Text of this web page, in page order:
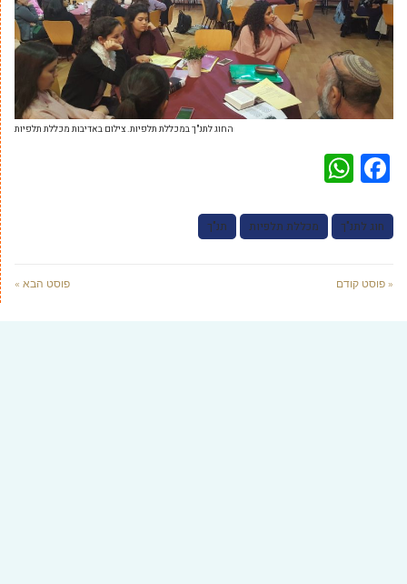
החוג לתנ"ך במכללת תלפיות. צילום באדיבות מכללת תלפיות
Facebook
חוג לתנ"ך מכללת תלפיות תנ"ך
« פוסט קודם פוסט הבא »